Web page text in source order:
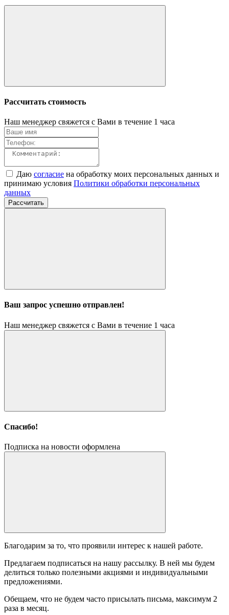
Рассчитать стоимость
Наш менеджер свяжется с Вами в течение 1 часа
Даю согласие на обработку моих персональных данных и
принимаю условия Политики обработки персональных
данных
Рассчитать
Ваш запрос успешно отправлен!
Наш менеджер свяжется с Вами в течение 1 часа
Спасибо!
Подписка на новости оформлена
Благодарим за то, что проявили интерес к нашей работе.
Предлагаем подписаться на нашу рассылку. В ней мы будем
делиться только полезными акциями и индивидуальными
предложениями.
Обещаем, что не будем часто присылать письма, максимум 2
раза в месяц.